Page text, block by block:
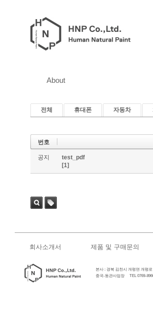
About
전체 휴대폰 자동차
번호
공지
test_pdf
[1]
회사소개서 제품 및 구매문의
본사 : 경북 김천시 개령면 개
중국-동관사업장 TEL 0769-